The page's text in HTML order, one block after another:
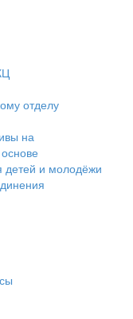
отделу
на
детей и молодёжи